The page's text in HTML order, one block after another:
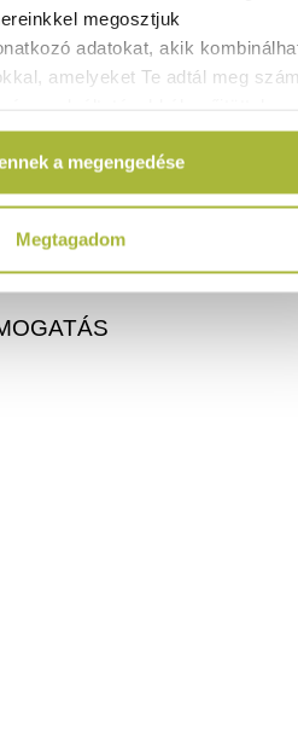
megosztjuk
adatokat, akik
amelyeket Te adtál meg
a megengedése
Megtagadom